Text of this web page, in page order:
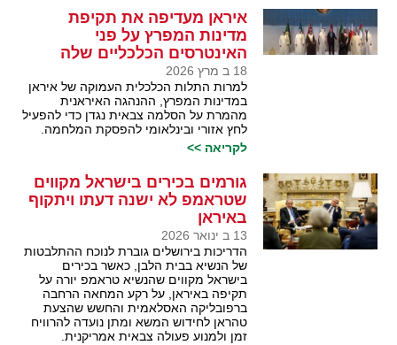
איראן מעדיפה את תקיפת
מדינות המפרץ על פני
האינטרסים הכלכליים שלה
18 ב מרץ 2026
למרות התלות הכלכלית העמוקה של איראן
במדינות המפרץ, ההנהגה האיראנית
מהמרת על הסלמה צבאית נגדן כדי להפעיל
לחץ אזורי ובינלאומי להפסקת המלחמה.
לקריאה >>
גורמים בכירים בישראל מקווים
שטראמפ לא ישנה דעתו ויתקוף
באיראן
13 ב ינואר 2026
הדריכות בירושלים גוברת לנוכח ההתלבטות
של הנשיא בבית הלבן, כאשר בכירים
בישראל מקווים שהנשיא טראמפ יורה על
תקיפה באיראן, על רקע המחאה הרחבה
ברפובליקה האסלאמית והחשש שהצעת
טהראן לחידוש המשא ומתן נועדה להרוויח
זמן ולמנוע פעולה צבאית אמריקנית.